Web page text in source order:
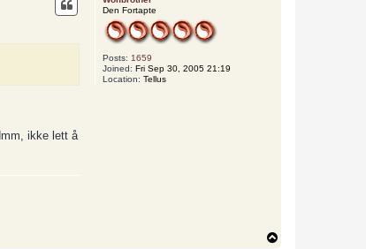
Den Fortapte
Posts: 1659
Joined: Fri Sep 30, 2005 21:19
Location: Tellus
ikke lett å